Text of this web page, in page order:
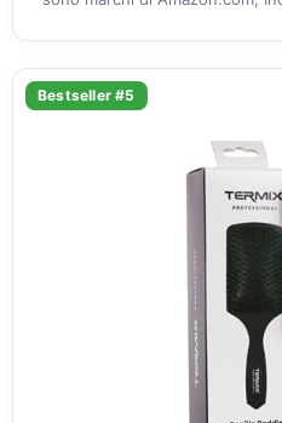
Bestseller #5